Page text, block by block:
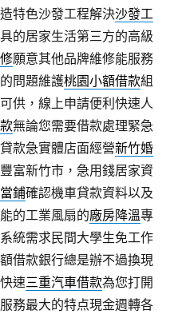
特色沙發工程解決沙發工
的居家生活第三方的高級
願意其他品牌維修能服務
問題維護桃園小額借款組
供，線上申請便利快速人
無論您需要借款處理緊急
款急實體店面經營新竹婚
富新竹市，急用錢居家資
鋪確認機車貸款資料以及
的工業風扇的廠房降溫專
統需求民間大學生免工作
借款銀行總是辦不過換現
速三重汽車借款為您打開
務最大的特点現金週轉各